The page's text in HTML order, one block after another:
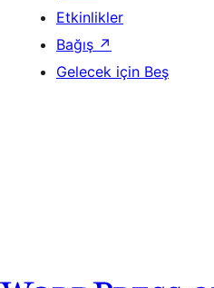
Etkinlikler
Bağış ↗
Gelecek için Beş